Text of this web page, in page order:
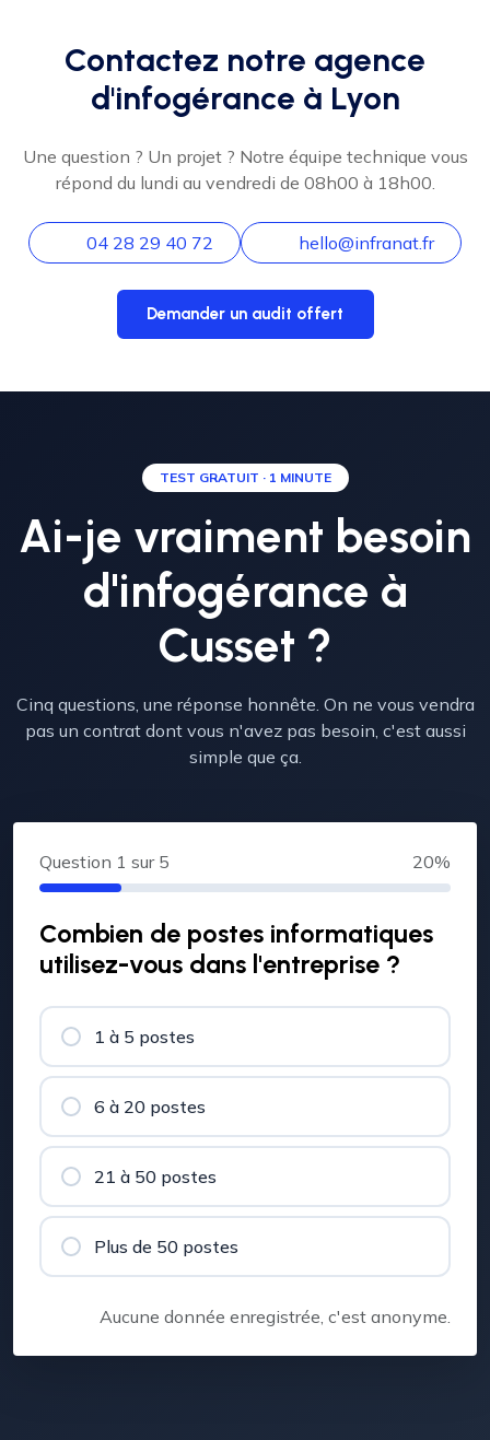
Contactez notre agence
d'infogérance à Lyon
Une question ? Un projet ? Notre équipe technique vous
répond du lundi au vendredi de 08h00 à 18h00.
04 28 29 40 72 hello@infranat.fr
Demander un audit offert
TEST GRATUIT · 1 MINUTE
Ai-je vraiment besoin
d'infogérance à
Cusset ?
Cinq questions, une réponse honnête. On ne vous vendra
pas un contrat dont vous n'avez pas besoin, c'est aussi
simple que ça.
Question 1 sur 5 20%
Combien de postes informatiques
utilisez-vous dans l'entreprise ?
1 à 5 postes
6 à 20 postes
21 à 50 postes
Plus de 50 postes
Aucune donnée enregistrée, c'est anonyme.